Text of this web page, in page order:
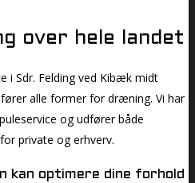
over hele landet
i Sdr. Felding ved Kibæk midt
alle former for dræning. Vi har
og udfører både
private og erhverv.
kan optimere dine forhold